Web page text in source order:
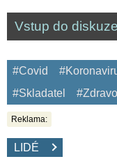
Vstup do diskuze
#Covid
#Skladatel
Reklama:
LIDÉ